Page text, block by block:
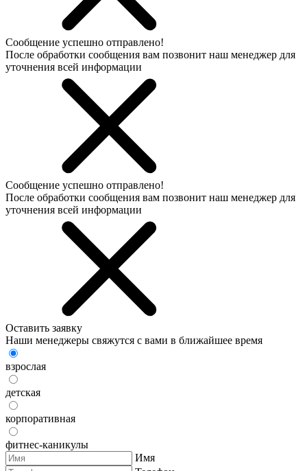
Сообщение успешно отправлено!
После обработки сообщения вам позвонит наш менеджер для
уточнения всей информации
Сообщение успешно отправлено!
После обработки сообщения вам позвонит наш менеджер для
уточнения всей информации
Оставить заявку
Наши менеджеры свяжутся с вами в ближайшее время
взрослая
детская
корпоративная
фитнес-каникулы
Имя